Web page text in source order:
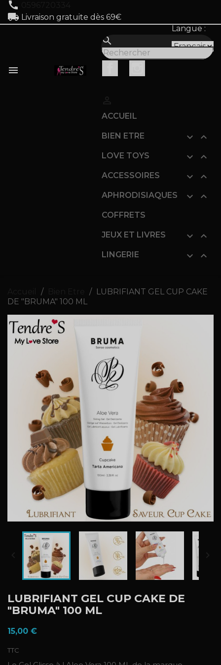
call
local_shipping Livraison gratuite dès 69€
Langue :

search
ACCUEIL
 
BIEN ETRE
 
LOVE TOYS
 
ACCESSOIRES
 
APHRODISIAQUES
COFFRETS
 
JEUX ET LIVRES
 
LINGERIE
LUBRIFIANT GEL CUP CAKE
DE "BRUMA" 100 ML
LUBRIFIANT GEL CUP CAKE DE
"BRUMA" 100 ML
15,00 €
TTC